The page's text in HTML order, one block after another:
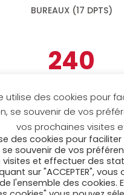
BUREAUX (17 DPTS)
240
DANS LE
Accueil
Espace
légales
de confidentialité
utilise des cookies pour
se souvenir de vos
vos prochaines visites
des cookies pour
souvenir de vos
visites et effectuer des
sur "ACCEPTER",
l'ensemble des cookies.